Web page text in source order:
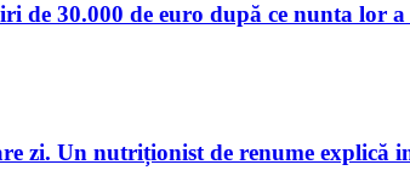
de 30.000 de euro după ce nunta lor
zi. Un nutriționist de renume explică